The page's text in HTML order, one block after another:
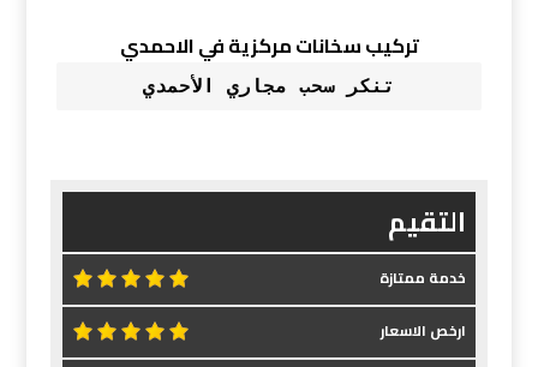
تركيب سخانات مركزية في الاحمدي
تنكر سحب مجاري الأحمدي
التقيم
خدمة ممتازة
ارخص الاسعار